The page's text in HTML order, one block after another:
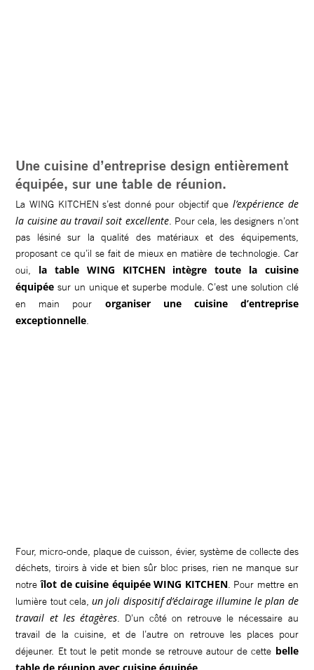
Une cuisine d’entreprise design entièrement
équipée, sur une table de réunion.
La WING KITCHEN s’est donné pour objectif quel’expérience de
la cuisine au travail soit excellente. Pour cela, les designers n’ont
pas lésiné sur la qualité des matériaux et des équipements,
proposant ce qu’il se fait de mieux en matière de technologie. Car
oui, la table WING KITCHEN intègre toute la cuisine
équipée sur un unique et superbe module. C’est une solution clé
en main pour organiser une cuisine d’entreprise
exceptionnelle.
Four, micro-onde, plaque de cuisson, évier, système de collecte des
déchets, tiroirs à vide et bien sûr bloc prises, rien ne manque sur
notreîlot de cuisine équipée WING KITCHEN. Pour mettre en
lumière tout cela,un joli dispositif d’éclairage illumine le plan de
travail et les étagères. D’un côté on retrouve le nécessaire au
travail de la cuisine, et de l’autre on retrouve les places pour
déjeuner. Et tout le petit monde se retrouve autour de cette belle
table de réunion avec cuisine équipée